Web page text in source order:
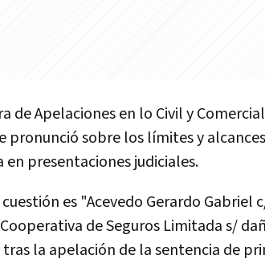
de Apelaciones en lo Civil y
pronunció sobre los límites y
en presentaciones judiciales.
es "Acevedo Gerardo Gabriel
de Seguros Limitada s/
tras la apelación de la sentencia de